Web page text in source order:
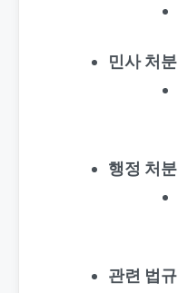
민사 처분
행정 처분
관련 법규